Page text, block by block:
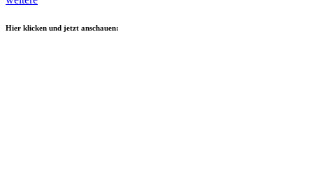
Hier klicken und jetzt anschauen: